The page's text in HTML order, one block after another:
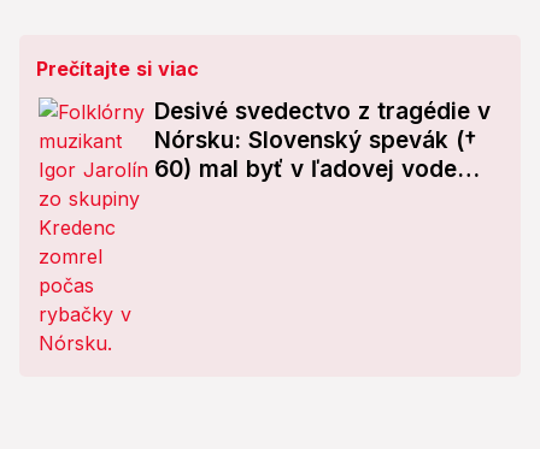
Prečítajte si viac
Desivé svedectvo z tragédie v
Nórsku: Slovenský spevák (†
60) mal byť v ľadovej vode